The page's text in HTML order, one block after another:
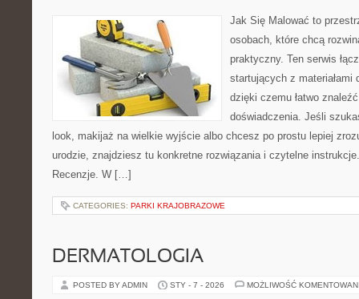
Jak Się Malować to
osobach, które chcą
praktyczny. Ten serwis
startujących z materiałami
dzięki czemu łatwo
doświadczenia. Jeśli
look, makijaż na wielkie wyjście albo chcesz po prostu lepiej
urodzie, znajdziesz tu konkretne rozwiązania i czytelne
Recenzje. W […]
CATEGORIES: PARKI KRAJOBRAZOWE
DERMATOLOGIA
POSTED BY ADMIN STY - 7 - 2026 MOŻLIWOŚĆ